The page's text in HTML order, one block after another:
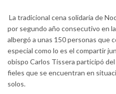
La tradicional cena solidaria de
por segundo año consecutivo en
albergó a unas 150 personas que
especial como lo es el compartir
obispo Carlos Tissera participó
fieles que se encuentran en
solos.